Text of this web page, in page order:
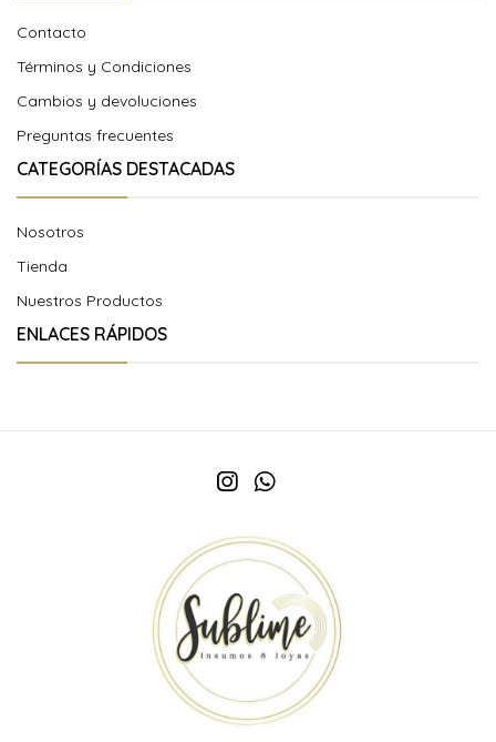
Contacto
Términos y Condiciones
Cambios y devoluciones
Preguntas frecuentes
CATEGORÍAS DESTACADAS
Nosotros
Tienda
Nuestros Productos
ENLACES RÁPIDOS